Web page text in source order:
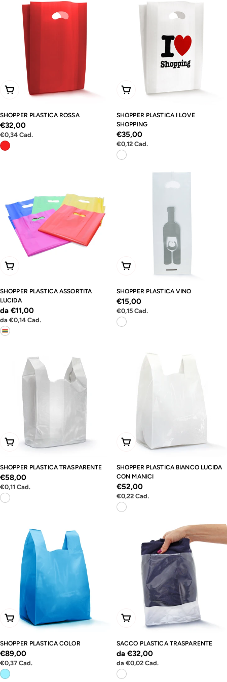
Scegli Le Opzioni
SHOPPER PLASTICA ROSSA
Prezzo
normale
€32,00
Prezzo
unitario
€0,34 Cad.
Scegli Le Opzioni
SHOPPER PLASTICA I LOVE
SHOPPING
Prezzo
normale
€35,00
Prezzo
unitario
€0,12 Cad.
Scegli Le Opzioni
SHOPPER PLASTICA ASSORTITA
LUCIDA
Prezzo
normale
da €11,00
Prezzo
unitario
da €0,14 Cad.
Aggiungi Al Carrello
SHOPPER PLASTICA VINO
Prezzo
normale
€15,00
Prezzo
unitario
€0,15 Cad.
Scegli Le Opzioni
SHOPPER PLASTICA TRASPARENTE
Prezzo
normale
€58,00
Prezzo
unitario
€0,11 Cad.
Scegli Le Opzioni
SHOPPER PLASTICA BIANCO LUCIDA
CON MANICI
Prezzo
normale
€52,00
Prezzo
unitario
€0,22 Cad.
Scegli Le Opzioni
SHOPPER PLASTICA COLOR
Prezzo
normale
€89,00
Prezzo
unitario
€0,37 Cad.
Scegli Le Opzioni
SACCO PLASTICA TRASPARENTE
Prezzo
normale
da €32,00
Prezzo
unitario
da €0,02 Cad.